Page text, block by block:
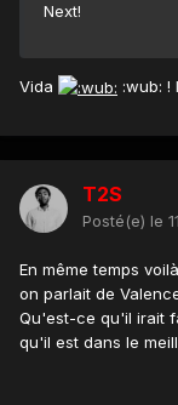
Next!
Vida :wub: !
T2S
Posté(e) le
En même temps
on parlait de
Qu'est-ce qu'il irait
qu'il est dans le